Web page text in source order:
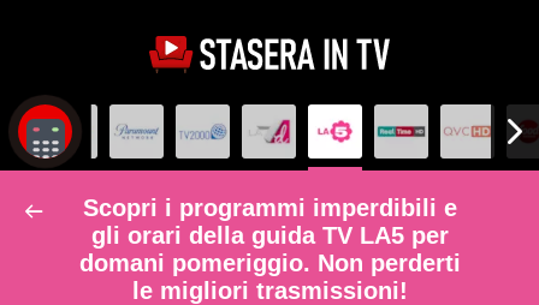
Scopri i programmi imperdibili e
gli orari della guida TV LA5 per
domani pomeriggio. Non perderti
le migliori trasmissioni!